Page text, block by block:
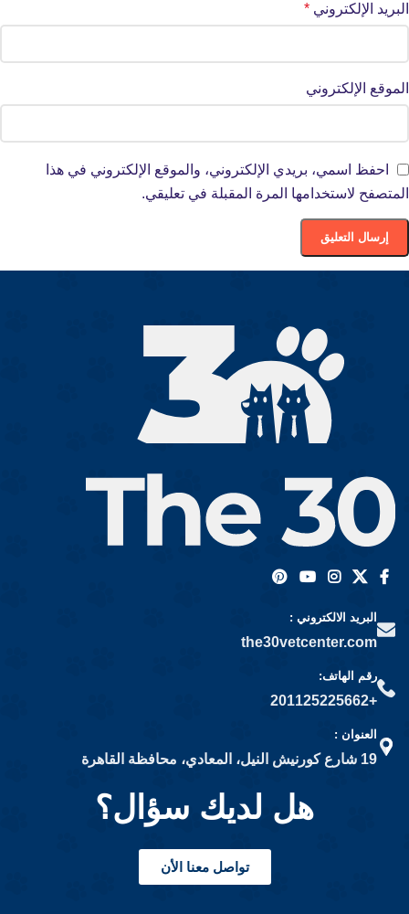
البريد الإلكتروني *
الموقع الإلكتروني
احفظ اسمي، بريدي الإلكتروني، والموقع الإلكتروني في هذا
المتصفح لاستخدامها المرة المقبلة في تعليقي.
البريد الالكتروني :
the30vetcenter.com
رقم الهاتف:
+201125225662
العنوان :
19 شارع كورنيش النيل، المعادي، محافظة القاهرة
هل لديك سؤال؟
تواصل معنا الأن